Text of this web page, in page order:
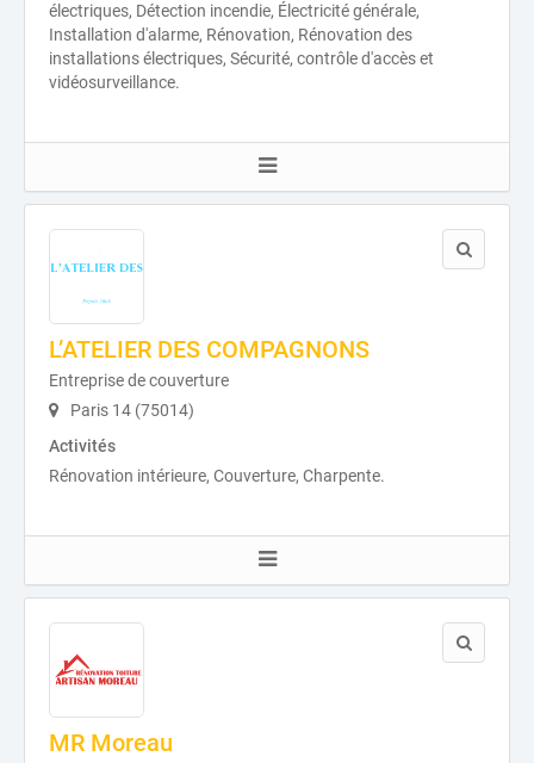
électriques, Détection incendie, Électricité générale,
Installation d'alarme, Rénovation, Rénovation des
installations électriques, Sécurité, contrôle d'accès et
vidéosurveillance.
L’ATELIER DES COMPAGNONS
Entreprise de couverture
Paris 14 (75014)
Activités
Rénovation intérieure, Couverture, Charpente.
MR Moreau